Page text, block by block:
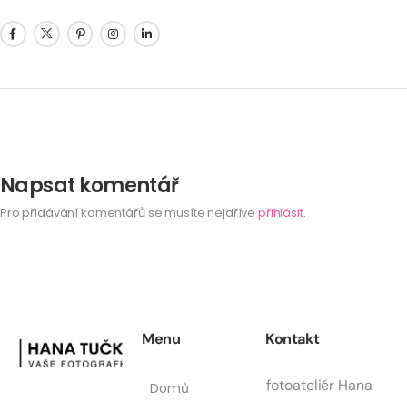
Napsat komentář
Pro přidávání komentářů se musíte nejdříve přihlásit.
Menu
Domů
Kontakt
fotoateliér Hana